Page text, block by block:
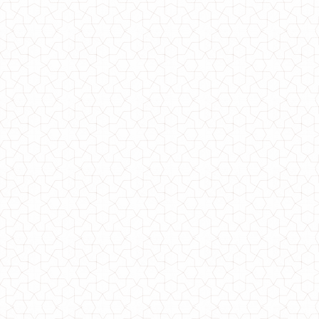
Красивый брючный костюм женский в деловом стиле
1480.00грн.